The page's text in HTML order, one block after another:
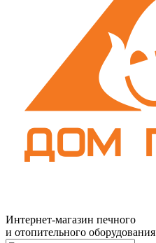
Интернет-магазин печного
и отопительного оборудования